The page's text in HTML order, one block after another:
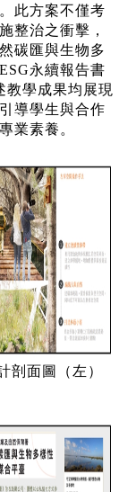
此方案不僅考
整治之衝擊，
碳匯與生物多
永續報告書
教學成果均展現
導學生與合作
業素養。
剖面圖（左）